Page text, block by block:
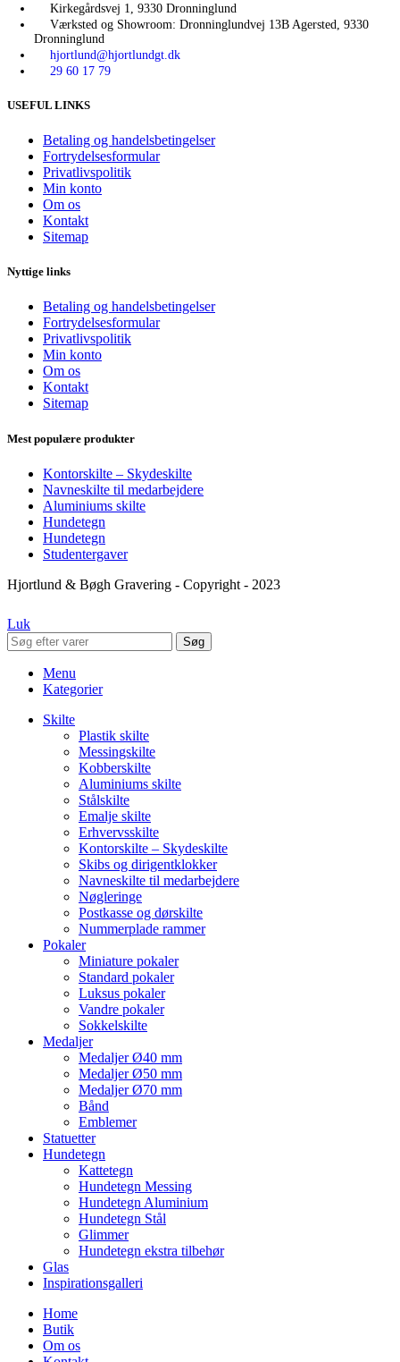
Kirkegårdsvej 1, 9330 Dronninglund
Værksted og Showroom: Dronninglundvej 13B Agersted, 9330
Dronninglund
hjortlund@hjortlundgt.dk
29 60 17 79
USEFUL LINKS
Betaling og handelsbetingelser
Fortrydelsesformular
Privatlivspolitik
Min konto
Om os
Kontakt
Sitemap
Nyttige links
Betaling og handelsbetingelser
Fortrydelsesformular
Privatlivspolitik
Min konto
Om os
Kontakt
Sitemap
Mest populære produkter
Kontorskilte – Skydeskilte
Navneskilte til medarbejdere
Aluminiums skilte
Hundetegn
Hundetegn
Studentergaver
Hjortlund & Bøgh Gravering - Copyright - 2023
Luk
Søg
Menu
Kategorier
Skilte
Plastik skilte
Messingskilte
Kobberskilte
Aluminiums skilte
Stålskilte
Emalje skilte
Erhvervsskilte
Kontorskilte – Skydeskilte
Skibs og dirigentklokker
Navneskilte til medarbejdere
Nøgleringe
Postkasse og dørskilte
Nummerplade rammer
Pokaler
Miniature pokaler
Standard pokaler
Luksus pokaler
Vandre pokaler
Sokkelskilte
Medaljer
Medaljer Ø40 mm
Medaljer Ø50 mm
Medaljer Ø70 mm
Bånd
Emblemer
Statuetter
Hundetegn
Kattetegn
Hundetegn Messing
Hundetegn Aluminium
Hundetegn Stål
Glimmer
Hundetegn ekstra tilbehør
Glas
Inspirationsgalleri
Home
Butik
Om os